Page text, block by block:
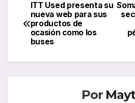
Navegación
de
ITT Used presenta su
nueva web para sus
productos de
ocasión como los
buses
Por